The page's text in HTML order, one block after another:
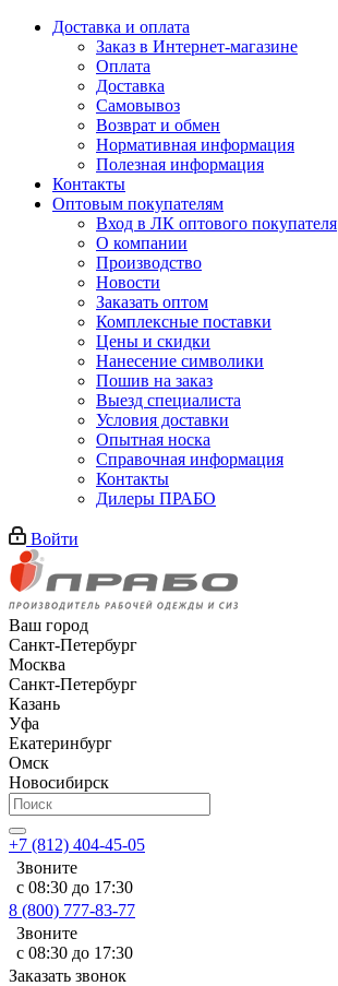
Доставка и оплата
Заказ в Интернет-магазине
Оплата
Доставка
Самовывоз
Возврат и обмен
Нормативная информация
Полезная информация
Контакты
Оптовым покупателям
Вход в ЛК оптового покупателя
О компании
Производство
Новости
Заказать оптом
Комплексные поставки
Цены и скидки
Нанесение символики
Пошив на заказ
Выезд специалиста
Условия доставки
Опытная носка
Справочная информация
Контакты
Дилеры ПРАБО
Войти
Ваш город
Санкт-Петербург
Москва
Санкт-Петербург
Казань
Уфа
Екатеринбург
Омск
Новосибирск
+7 (812) 404-45-05
Звоните
с 08:30 до 17:30
8 (800) 777-83-77
Звоните
с 08:30 до 17:30
Заказать звонок